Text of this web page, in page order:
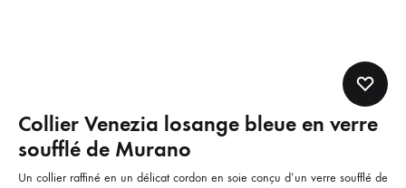
Collier Venezia losange bleue en verre
soufflé de Murano
Un collier raffiné en un délicat cordon en soie conçu d’un verre soufflé de